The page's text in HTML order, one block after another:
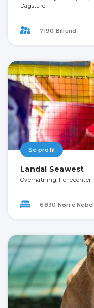
Dagsture
7190 Billund
Se profil
Landal Seawest
Overnatning, Feriecenter
6830 Nørre Nebel